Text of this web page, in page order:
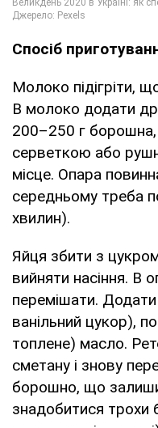
Спосіб
Молоко підігріти,
В молоко додати
200–250 г
серветкою або
місце. Опара
середньому треба
хвилин).
Яйця збити з
вийняти насіння. В
перемішати. Додати
ванільний цукор),
топлене) масло.
сметану і знову
борошно, що
знадобитися трохи